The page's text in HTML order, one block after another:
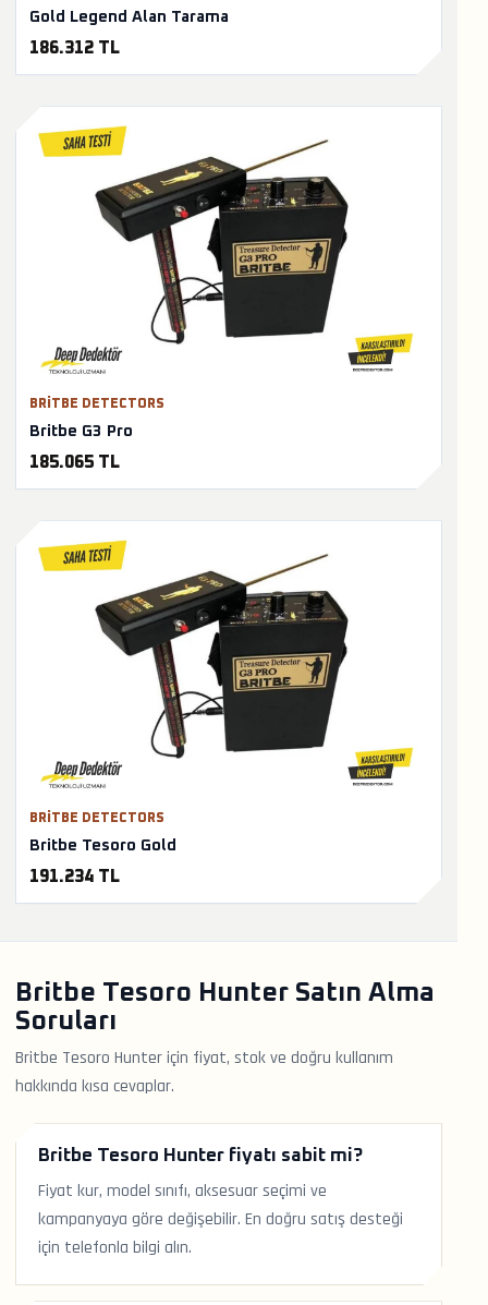
Gold Legend Alan Tarama
186.312 TL
BRITBE DETECTORS
Britbe G3 Pro
185.065 TL
BRITBE DETECTORS
Britbe Tesoro Gold
191.234 TL
Britbe Tesoro Hunter Satın Alma
Soruları
Britbe Tesoro Hunter için fiyat, stok ve doğru kullanım
hakkında kısa cevaplar.
Britbe Tesoro Hunter fiyatı sabit mi?
Fiyat kur, model sınıfı, aksesuar seçimi ve
kampanyaya göre değişebilir. En doğru satış desteği
için telefonla bilgi alın.